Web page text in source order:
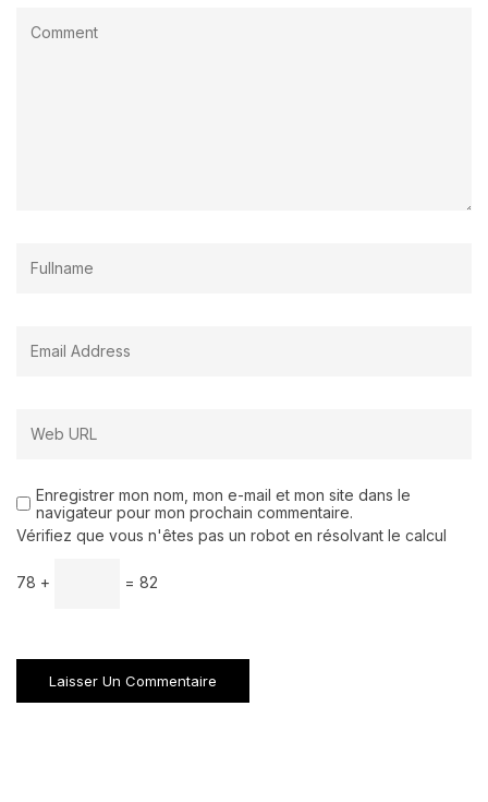
Enregistrer mon nom, mon e-mail et mon site dans le
navigateur pour mon prochain commentaire.
Vérifiez que vous n'êtes pas un robot en résolvant le calcul
78 + = 82